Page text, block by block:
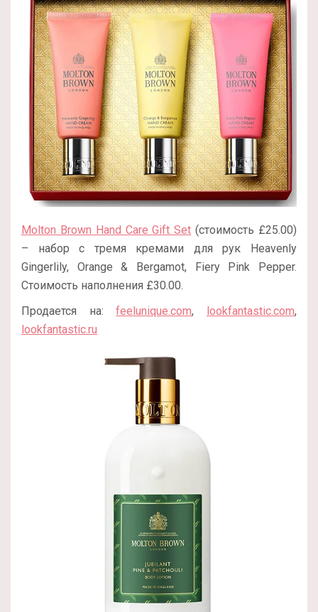
Molton Brown Hand Care Gift Set (стоимость £25.00)
– набор с тремя кремами для рук Heavenly
Gingerlily, Orange & Bergamot, Fiery Pink Pepper.
Стоимость наполнения £30.00.
Продается на:feelunique.com, lookfantastic.com,
lookfantastic.ru